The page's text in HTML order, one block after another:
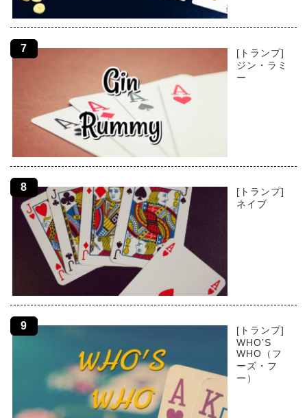
[トランプ]
ジン・ラミ
ー
[トランプ]
ネイブ
[トランプ]
WHO’S
WHO（フ
ーズ・フ
ー）